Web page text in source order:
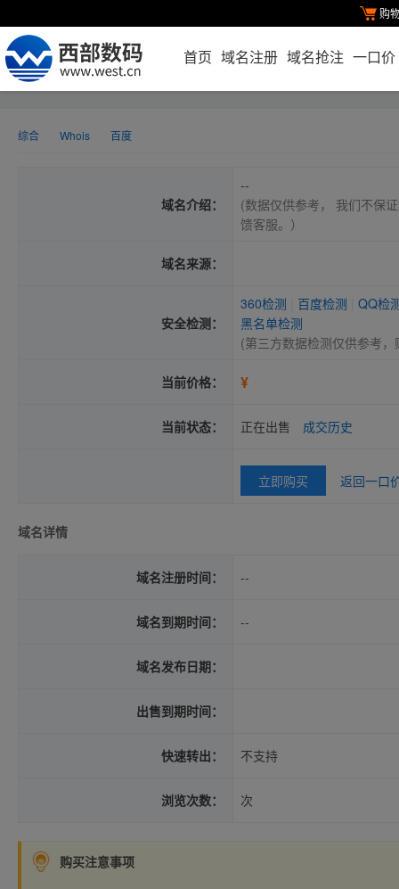
购
首页 域名注册 域名抢注 一口价
综合 Whois 百度
域名介绍：
--
(数据仅供参考， 我们不保
馈客服。）
域名来源：
安全检测：
360检测 百度检测
QQ检
黑名单检测
(第三方数据检测仅供参考
当前价格： ¥
当前状态： 正在出售 成交历史
立即购买 返回一口
域名详情
域名注册时间： --
域名到期时间： --
域名发布日期：
出售到期时间：
快速转出： 不支持
浏览次数： 次
购买注意事项